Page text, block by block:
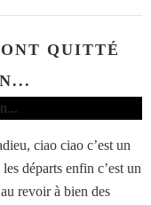
QUITTÉ
ciao ciao c’est un
départs enfin c’est un
revoir à bien des